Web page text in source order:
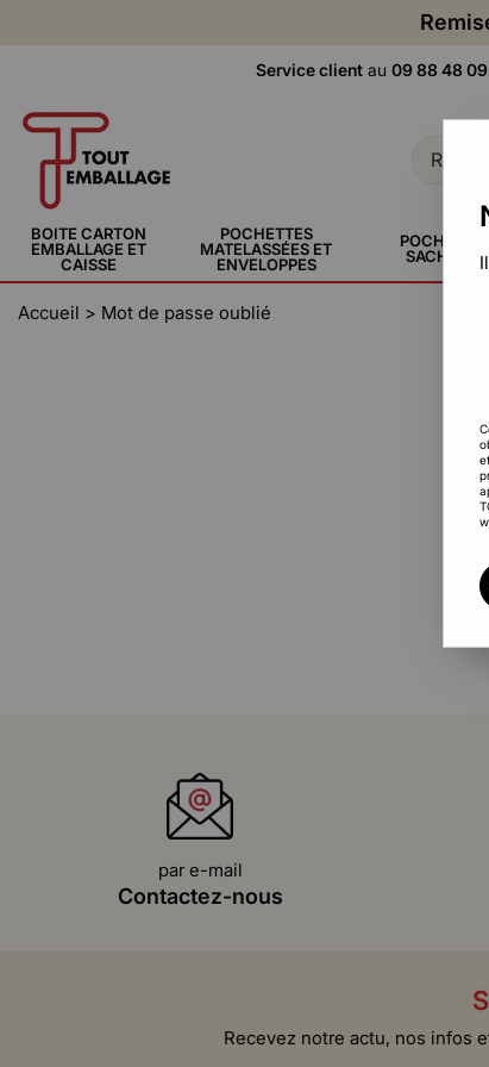
Service client au 09 88 48
BOITE CARTON
EMBALLAGE ET
CAISSE
POCHETTES
MATELASSÉES ET
ENVELOPPES
POCHETTE,
SACHERIE
Accueil > Mot de passe oublié
par e-mail
Contactez-nous
Recevez notre actu, nos infos